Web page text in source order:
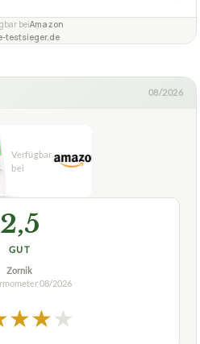
beiAmazon
testsieger.de
08/2026
2,5
GUT
Zornik
08/2026
★★★